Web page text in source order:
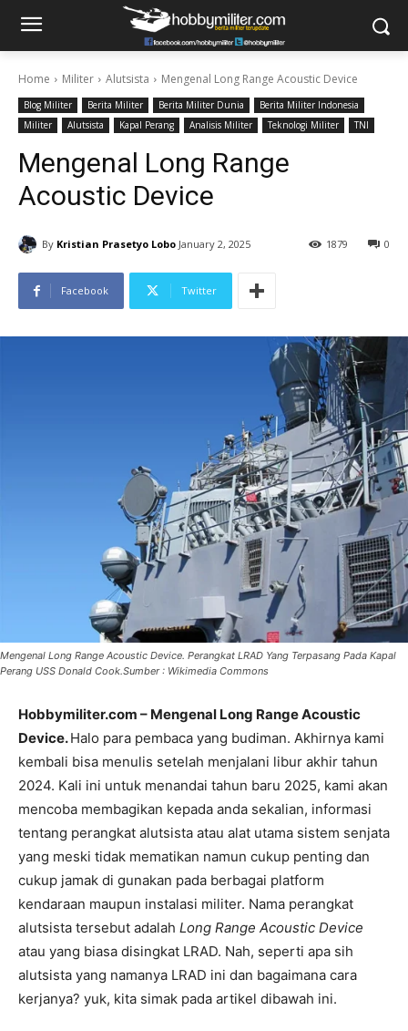
Home Militer Alutsista Mengenal Long Range Acoustic Device
Blog Militer Berita Militer Berita Militer Dunia
Berita Militer Indonesia
Militer
Alutsista Kapal Perang Analisis Militer Teknologi Militer TNI
Mengenal Long Range
Acoustic Device
By Kristian Prasetyo Lobo January 2, 2025 0
1879
Facebook Twitter
Mengenal Long Range Acoustic Device. Perangkat LRAD Yang Terpasang Pada Kapal
Perang USS Donald Cook.Sumber : Wikimedia Commons
Hobbymiliter.com – Mengenal Long Range Acoustic
Device.Halo para pembaca yang budiman. Akhirnya kami
kembali bisa menulis setelah menjalani libur akhir tahun
2024. Kali ini untuk menandai tahun baru 2025, kami akan
mencoba membagikan kepada anda sekalian, informasi
tentang perangkat alutsista atau alat utama sistem senjata
yang meski tidak mematikan namun cukup penting dan
cukup jamak di gunakan pada berbagai platform
kendaraan maupun instalasi militer. Nama perangkat
alutsista tersebut adalah Long Range Acoustic Device
atau yang biasa disingkat LRAD. Nah, seperti apa sih
alutsista yang namanya LRAD ini dan bagaimana cara
kerjanya? yuk, kita simak pada artikel dibawah ini.